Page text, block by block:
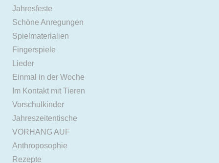
Jahresfeste
Schöne Anregungen
Spielmaterialien
Fingerspiele
Lieder
Einmal in der Woche
Im Kontakt mit Tieren
Vorschulkinder
Jahreszeitentische
VORHANG AUF
Anthroposophie
Rezepte